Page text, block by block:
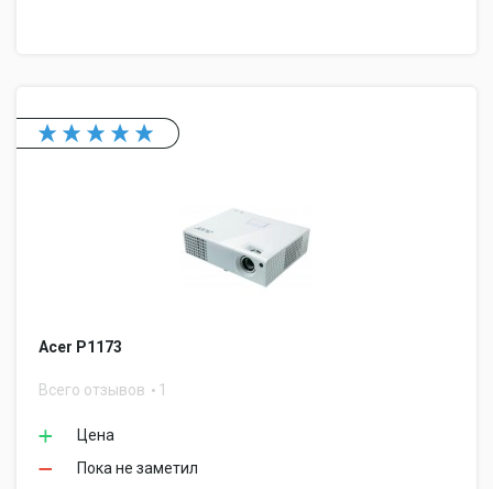
Acer P1173
Всего отзывов 1
Цена
Пока не заметил